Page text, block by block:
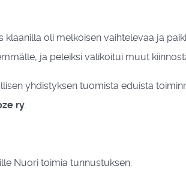
oli melkoisen vaihtelevaa ja
ja peleiksi valikoitui muut
yhdistyksen tuomista eduista
ry.
Nuori toimia tunnustuksen.